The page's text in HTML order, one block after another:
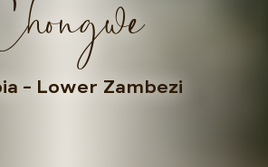
– Lower Zambezi